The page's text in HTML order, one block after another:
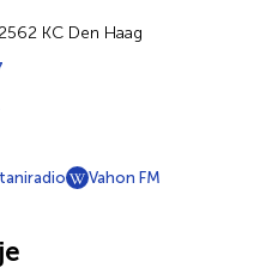
KC Den Haag
Vahon FM